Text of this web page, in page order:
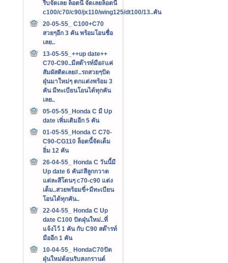
รีบจัดเลย ล็อตนี้ จัดเลยล็อตนี้
c100/c70/c90/jx110/wing125/dt100/13..คัน
20-05-55_ C100+C70
สวยๆอีก 3 คัน พร้อมโอนชื่อ
เลย..
13-05-55_++up date++
C70-C90..มีสต๊ารท์มือ#แค่
สัมผัสติดเลย#..รถสวยๆปัด
ฝุ่นมาใหม่ๆ ตกแต่งพร้อม 3
คัน มีทะเบียนโอนได้ทุกคัน
เลย..
05-05-55_Honda C มี Up
date เพิ่มเติมอีก 5 คัน
01-05-55_Honda C C70-
C90-CG110 ล็อตนี้จัดเต็ม
อิ่ม 12 คัน
26-04-55_ Honda C วันนี้มี
Up date 6 คัน#สีลูกกวาด
แต่ละสีโดนๆ c70-c90 แต่ง
เต็ม..สวยพร้อมขี่+มีทะเบียน
โอนได้ทุกคัน..
22-04-55_ Honda C Up
date C100 ปัดฝุ่นใหม่..ที่
แจ้งไว้ 1 คัน กับ C90 สต๊ารท์
มืออีก 1 คัน
10-04-55_ HondaC70ปัด
ฝุ่นใหม่ต้อนรับสงกรานต์